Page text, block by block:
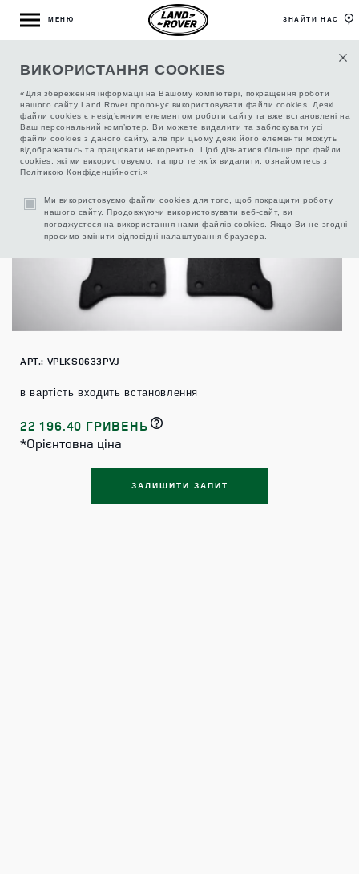
ВИКОРИСТАННЯ COOKIES
«Для збереження інформаціі на Вашому комп’ютері, покращення роботи
нашого сайту Land Rover пропонує використовувати файли cookies. Деякі
файли cookies є невід’ємним елементом роботи сайту та вже встановлені на
Ваш персональний комп’ютер. Ви можете видалити та заблокувати усі
файли cookies з даного сайту, але при цьому деякі його елементи можуть
відображатись та працювати некоректно. Щоб дізнатися більше про файли
cookies, які ми використовуємо, та про те як їх видалити, ознайомтесь з
Політикою Конфіденційності.»
Ми використовуємо файли cookies для того, щоб покращити роботу
нашого сайту. Продовжуючи використовувати веб-сайт, ви
погоджуєтеся на використання нами файлів cookies. Якщо Ви не згодні
просимо змінити відповідні налаштування браузера.
МЕНЮ ЗНАЙТИ НАС
АНТИМІКРОБНІ КИЛИМКИ SV НА
ЗАМОВЛЕННЯ, LHD, SWB
АРТ.: VPLKS0633PVJ
в вартість входить встановлення
22 196.40 ГРИВЕНЬ
*Орієнтовна ціна
ЗАЛИШИТИ ЗАПИТ